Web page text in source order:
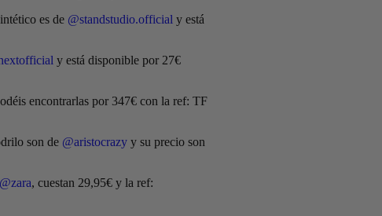
es de @standstudio.official y está
y está disponible por 27€
encontrarlas por 347€ con la ref: TF
son de @aristocrazy y su precio son
@zara, cuestan 29,95€ y la ref: